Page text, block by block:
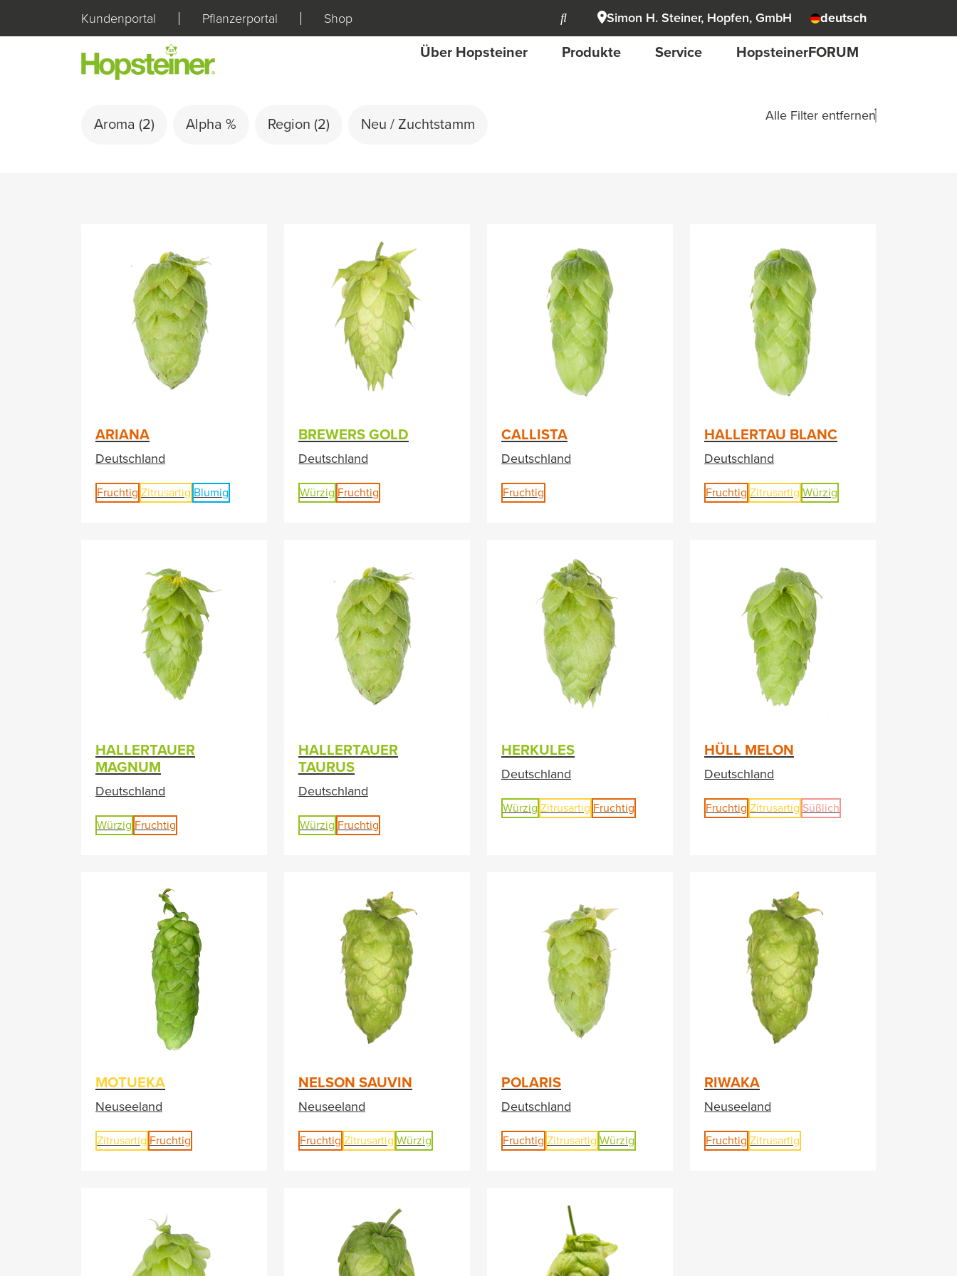
Kundenportal Pflanzerportal Shop Simon H. Steiner, Hopfen, GmbH deutsch
Über Hopsteiner Produkte Service HopsteinerFORUM
Aroma (2) Alpha % Region (2) Neu / Zuchtstamm
Alle Filter entfernen
ARIANA
Deutschland
Fruchtig Zitrusartig Blumig
BREWERS GOLD
Deutschland
Würzig Fruchtig
CALLISTA
Deutschland
Fruchtig
HALLERTAU BLANC
Deutschland
Fruchtig Zitrusartig Würzig
HALLERTAUER
MAGNUM
Deutschland
Würzig Fruchtig
HALLERTAUER
TAURUS
Deutschland
Würzig Fruchtig
HERKULES
Deutschland
Würzig Zitrusartig Fruchtig
HÜLL MELON
Deutschland
Fruchtig Zitrusartig Süßlich
MOTUEKA
Neuseeland
Zitrusartig Fruchtig
NELSON SAUVIN
Neuseeland
Fruchtig Zitrusartig Würzig
POLARIS
Deutschland
Fruchtig Zitrusartig Würzig
RIWAKA
Neuseeland
Fruchtig Zitrusartig